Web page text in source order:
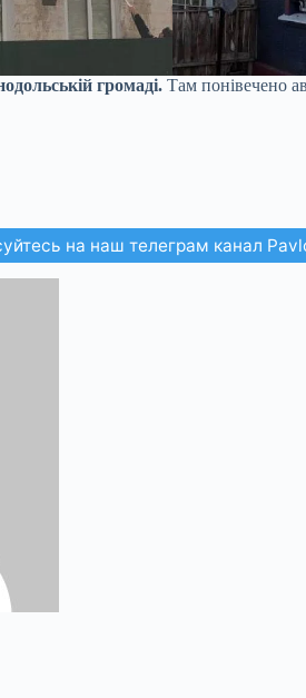
громаді. Там понівечено
на наш телеграм канал